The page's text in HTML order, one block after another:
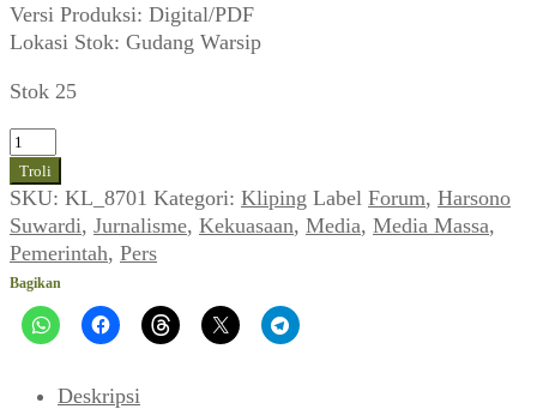
Versi Produksi: Digital/PDF
Lokasi Stok: Gudang Warsip
Stok 25
Kuantitas
Esai
Harsono
Suwardi
~
Media
Massa
dan
(FORUM_No.
Troli
SKU: KL_8701 Kategori: Kliping Label Forum, Harsono
Suwardi, Jurnalisme, Kekuasaan, Media, Media Massa,
Pemerintah, Pers
Bagikan
Deskripsi